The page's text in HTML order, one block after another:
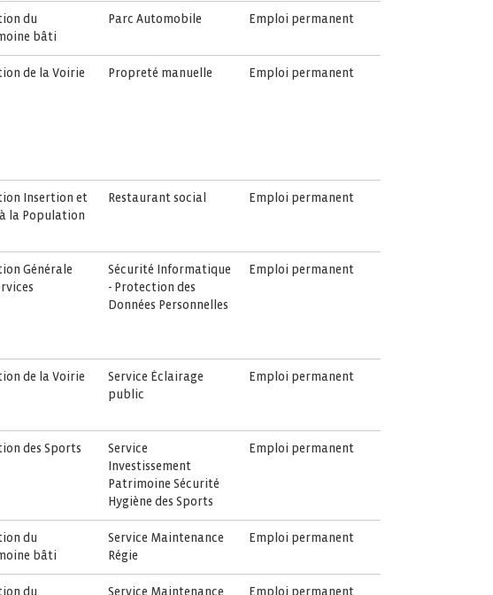
du
bâti
Parc Automobile Emploi permanent
de la Voirie Propreté manuelle Emploi permanent
Insertion et
la Population
Restaurant social Emploi permanent
Générale
Sécurité Informatique
- Protection des
Données Personnelles
Emploi permanent
de la Voirie
Service Éclairage
public
Emploi permanent
des Sports
Service
Investissement
Patrimoine Sécurité
Hygiène des Sports
Emploi permanent
du
bâti
Service Maintenance
Régie
Emploi permanent
du
Service Maintenance
Emploi permanent